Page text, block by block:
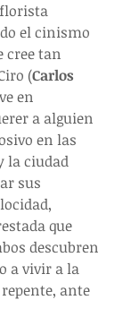
el cinismo
cree tan
(Carlos
en
a alguien
en las
la ciudad
sus
que
descubren
a vivir a la
ante